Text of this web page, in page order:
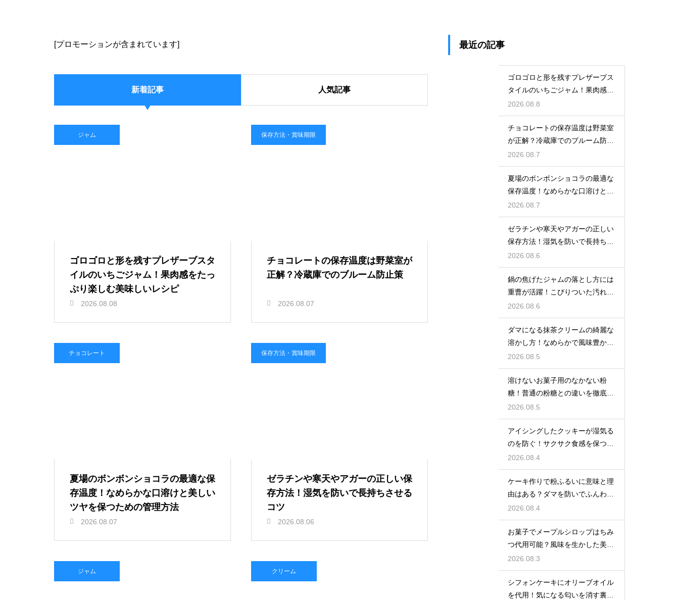
[プロモーションが含まれています]
新着記事 人気記事
ジャム
ゴロゴロと形を残すプレザーブスタ
イルのいちごジャム！果肉感をたっ
ぷり楽しむ美味しいレシピ
2026.08.08
保存方法・賞味期限
チョコレートの保存温度は野菜室が
正解？冷蔵庫でのブルーム防止策
2026.08.07
チョコレート
夏場のボンボンショコラの最適な保
存温度！なめらかな口溶けと美しい
ツヤを保つための管理方法
2026.08.07
保存方法・賞味期限
ゼラチンや寒天やアガーの正しい保
存方法！湿気を防いで長持ちさせる
コツ
2026.08.06
ジャム クリーム
最近の記事
ゴロゴロと形を残すプレザーブス
タイルのいちごジャム！果肉感を
たっぷり楽しむ美味しいレシピ
2026.08.8
チョコレートの保存温度は野菜室
が正解？冷蔵庫でのブルーム防止
策
2026.08.7
夏場のボンボンショコラの最適な
保存温度！なめらかな口溶けと美
しいツヤを保つための管理方法
2026.08.7
ゼラチンや寒天やアガーの正しい
保存方法！湿気を防いで長持ちさ
せるコツ
2026.08.6
鍋の焦げたジャムの落とし方には
重曹が活躍！こびりついた汚れを
綺麗に落としてピカピカにする技
2026.08.6
ダマになる抹茶クリームの綺麗な
溶かし方！なめらかで風味豊かな
クリームを作る
2026.08.5
溶けないお菓子用のなかない粉
糖！普通の粉糖との違いを徹底解
説
2026.08.5
アイシングしたクッキーが湿気る
のを防ぐ！サクサク食感を保つ裏
技
2026.08.4
ケーキ作りで粉ふるいに意味と理
由はある？ダマを防いでふんわり
と軽い生地に焼き上げるための基
本
2026.08.4
お菓子でメープルシロップはちみ
つ代用可能？風味を生かした美味
しい技
2026.08.3
シフォンケーキにオリーブオイル
を代用！気になる匂いを消す裏ワ